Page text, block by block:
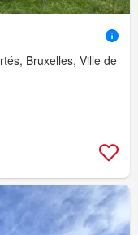
Bruxelles, Ville de